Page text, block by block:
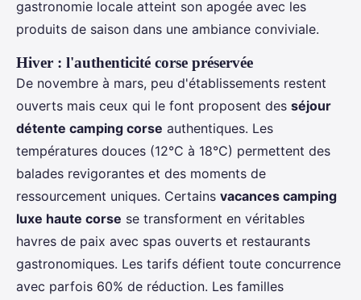
gastronomie locale atteint son apogée avec les
produits de saison dans une ambiance conviviale.
Hiver : l'authenticité corse préservée
De novembre à mars, peu d'établissements restent
ouverts mais ceux qui le font proposent des séjour
détente camping corse authentiques. Les
températures douces (12°C à 18°C) permettent des
balades revigorantes et des moments de
ressourcement uniques. Certains vacances camping
luxe haute corse se transforment en véritables
havres de paix avec spas ouverts et restaurants
gastronomiques. Les tarifs défient toute concurrence
avec parfois 60% de réduction. Les familles